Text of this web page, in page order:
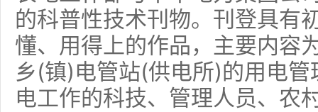
的科普性技术刊物。刊登具有
懂、用得上的作品，主要内容
乡(镇)电管站(供电所)的用电
电工作的科技、管理人员、农